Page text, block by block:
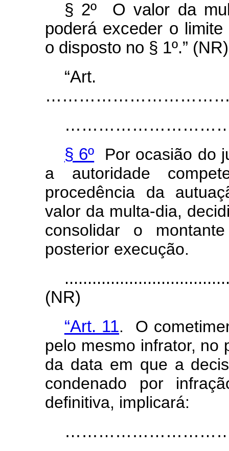
§ 2º O valor da
poderá exceder o
o disposto no § 1º.” (NR)
§ 6º Por ocasião do
a autoridade
procedência da
valor da multa-dia,
consolidar o
posterior execução.
(NR)
“Art. 11. O
pelo mesmo infrator, no
da data em que a
condenado por
definitiva, implicará: